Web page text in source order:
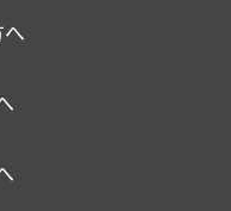
ップメント
美化